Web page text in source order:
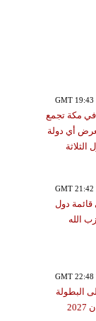
في مكة تجمع
أي دولة
قائمة دول
الله
البطولة